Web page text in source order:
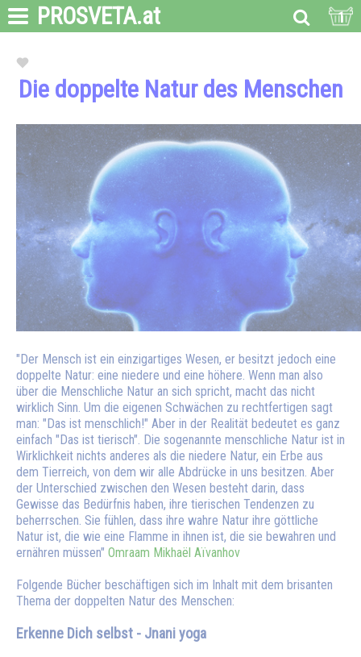
PROSVETA.at 1
Die doppelte Natur des Menschen
"Der Mensch ist ein einzigartiges Wesen, er besitzt jedoch eine
doppelte Natur: eine niedere und eine höhere. Wenn man also
über die Menschliche Natur an sich spricht, macht das nicht
wirklich Sinn. Um die eigenen Schwächen zu rechtfertigen sagt
man: "Das ist menschlich!" Aber in der Realität bedeutet es ganz
einfach "Das ist tierisch". Die sogenannte menschliche Natur ist in
Wirklichkeit nichts anderes als die niedere Natur, ein Erbe aus
dem Tierreich, von dem wir alle Abdrücke in uns besitzen. Aber
der Unterschied zwischen den Wesen besteht darin, dass
Gewisse das Bedürfnis haben, ihre tierischen Tendenzen zu
beherrschen. Sie fühlen, dass ihre wahre Natur ihre göttliche
Natur ist, die wie eine Flamme in ihnen ist, die sie bewahren und
ernähren müssen" Omraam Mikhaël Aïvanhov
Folgende Bücher beschäftigen sich im Inhalt mit dem brisanten
Thema der doppelten Natur des Menschen:
Erkenne Dich selbst - Jnani yoga